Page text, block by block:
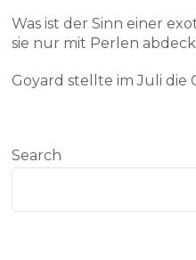
Was ist der Sinn einer
sie nur mit Perlen
Goyard stellte im Juli die
Search